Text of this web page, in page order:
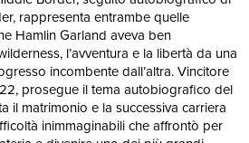
rappresenta entrambe quelle
Hamlin Garland aveva ben
l’avventura e la libertà da una
incombente dall’altra. Vincitore
prosegue il tema autobiografico del
il matrimonio e la successiva carriera
inimmaginabili che affrontò per